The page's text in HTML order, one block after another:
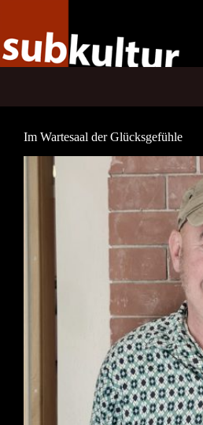
Im Wartesaal der Glücksgefühle